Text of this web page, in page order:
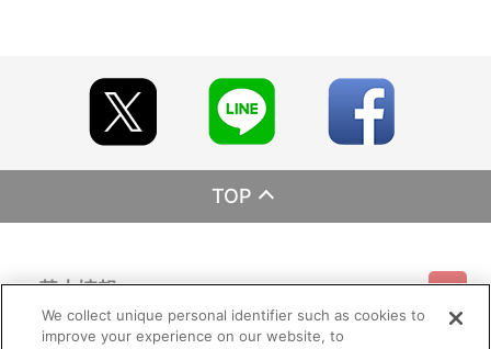
TOP
基本情報
We collect unique personal identifier such as cookies to
improve your experience on our website, to